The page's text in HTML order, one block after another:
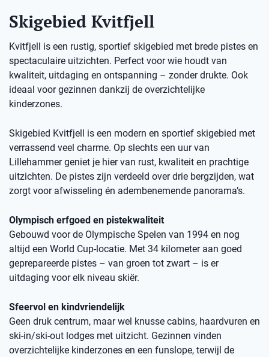
Skigebied Kvitfjell
Kvitfjell is een rustig, sportief skigebied met brede pistes en
spectaculaire uitzichten. Perfect voor wie houdt van
kwaliteit, uitdaging en ontspanning – zonder drukte. Ook
ideaal voor gezinnen dankzij de overzichtelijke
kinderzones.
Skigebied Kvitfjell is een modern en sportief skigebied met
verrassend veel charme. Op slechts een uur van
Lillehammer geniet je hier van rust, kwaliteit en prachtige
uitzichten. De pistes zijn verdeeld over drie bergzijden, wat
zorgt voor afwisseling én adembenemende panorama’s.
Olympisch erfgoed en pistekwaliteit
Gebouwd voor de Olympische Spelen van 1994 en nog
altijd een World Cup-locatie. Met 34 kilometer aan goed
geprepareerde pistes – van groen tot zwart – is er
uitdaging voor elk niveau skiër.
Sfeervol en kindvriendelijk
Geen druk centrum, maar wel knusse cabins, haardvuren en
ski-in/ski-out lodges met uitzicht. Gezinnen vinden
overzichtelijke kinderzones en een funslope, terwijl de